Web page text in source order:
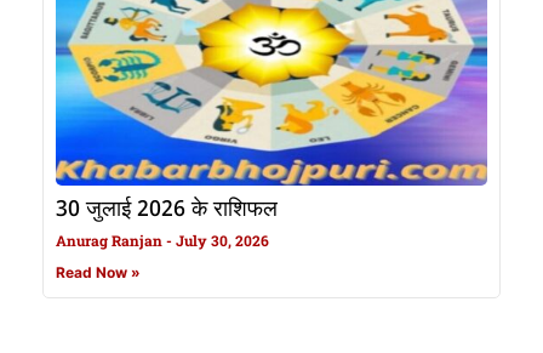
30 जुलाई 2026 के राशिफल
Anurag Ranjan July 30, 2026
Read Now »